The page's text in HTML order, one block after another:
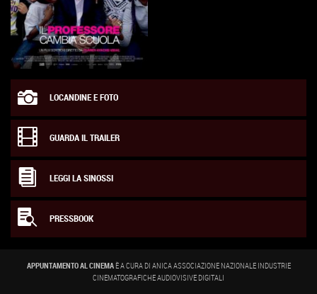
LOCANDINE E FOTO
GUARDA IL TRAILER
LEGGI LA SINOSSI
PRESSBOOK
APPUNTAMENTO AL CINEMAÈ A CURA DI ANICA ASSOCIAZIONE NAZIONALE INDUSTRIE
CINEMATOGRAFICHE AUDIOVISIVE DIGITALI